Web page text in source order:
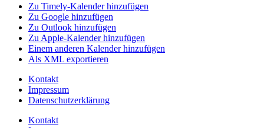
Zu Timely-Kalender hinzufügen
Zu Google hinzufügen
Zu Outlook hinzufügen
Zu Apple-Kalender hinzufügen
Einem anderen Kalender hinzufügen
Als XML exportieren
Kontakt
Impressum
Datenschutzerklärung
Kontakt